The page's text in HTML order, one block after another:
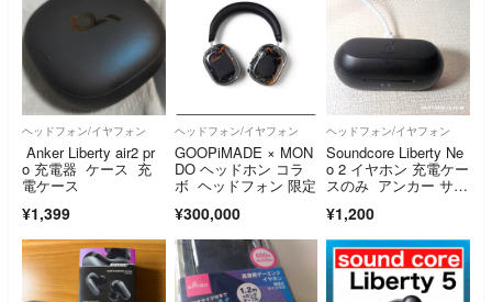
ヘッドフォン/イヤフォン
Anker Liberty air2 pr
o 充電器 ケース 充
電ケース
¥1,399
ヘッドフォン/イヤフォン
GOOPiMADE × MON
DO ヘッドホン コラ
ボ ヘッドフォン 限定
¥300,000
ヘッドフォン/イヤフォン
Soundcore Liberty Ne
o 2 イヤホン 充電ケー
スのみ アンカー サウ
オ 充電器 黒
¥1,200